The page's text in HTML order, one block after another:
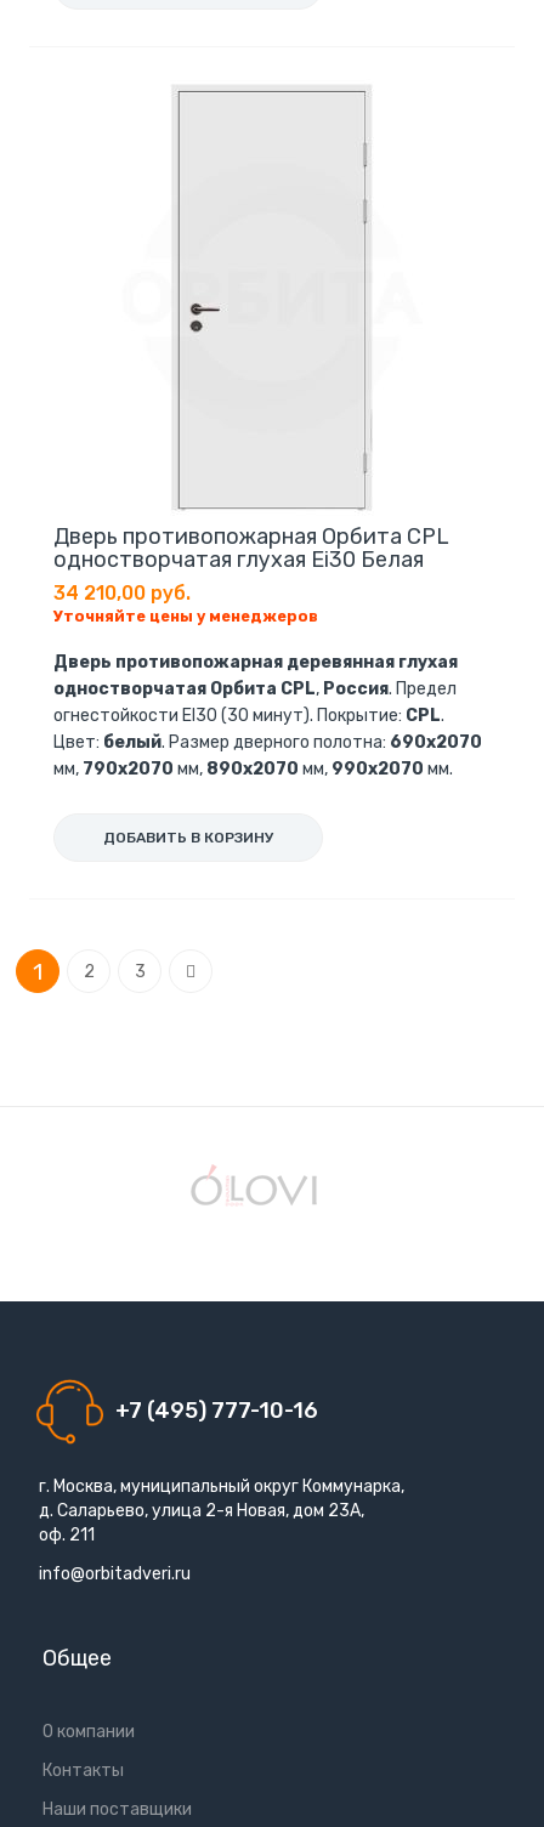
Дверь противопожарная Орбита CPL
одностворчатая глухая Ei30 Белая
34 210,00 руб.
Уточняйте цены у менеджеров
Дверь противопожарная деревянная глухая
одностворчатая Орбита CPL, Россия. Предел
огнестойкости EI30 (30 минут). Покрытие: CPL.
Цвет: белый. Размер дверного полотна: 690х2070
мм, 790х2070 мм, 890х2070 мм, 990х2070 мм.
ДОБАВИТЬ В КОРЗИНУ
Страница
You're currently reading page
1 2 3
+7 (495) 777-10-16
г. Москва, муниципальный округ Коммунарка,
д. Саларьево, улица 2-я Новая, дом 23А,
оф. 211
info@orbitadveri.ru
Общее
О компании
Контакты
Наши поставщики